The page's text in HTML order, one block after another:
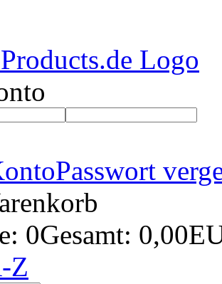
Passwort
0Gesamt:
Z